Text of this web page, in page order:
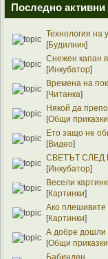
Последно
Технология на
[Будилник]
Снежен капан
[Инкубатор]
Времена на
[Читанка]
Някой да
[Общи приказки
Ето защо не
[Видео]
СВЕТЪТ СЛЕД
[Инкубатор]
Весели
[Картинки]
Ако плешивите
[Картинки]
А добре дошли
[Общи приказки
Бабинден